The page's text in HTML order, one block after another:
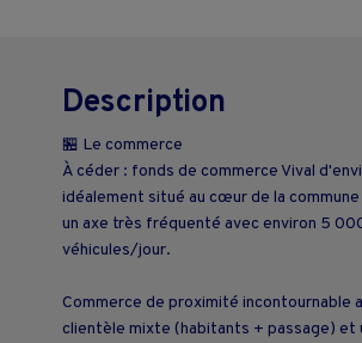
Description
🏪 Le commerce
À céder : fonds de commerce Vival
idéalement situé au cœur de la
un axe très fréquenté avec environ 5
véhicules/jour.
Commerce de proximité incontournable
clientèle mixte (habitants + passage) et